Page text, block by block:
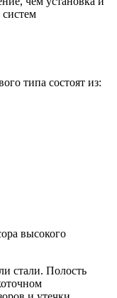
типа состоят из:
стали. Полость